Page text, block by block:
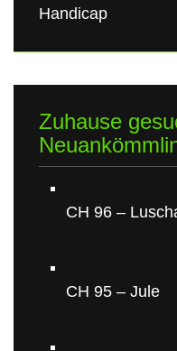
Handicap
Zuhause
CH 96 –
CH 95 – Jule